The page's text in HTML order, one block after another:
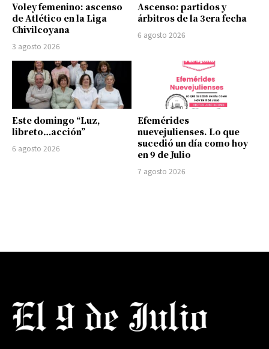
Voley femenino: ascenso
de Atlético en la Liga
Chivilcoyana
3 agosto 2026
Ascenso: partidos y
árbitros de la 3era fecha
6 agosto 2026
Este domingo “Luz,
libreto…acción”
6 agosto 2026
Efemérides
nuevejulienses. Lo que
sucedió un día como hoy
en 9 de Julio
7 agosto 2026